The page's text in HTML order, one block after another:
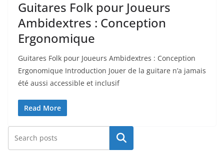
Guitares Folk pour Joueurs
Ambidextres : Conception
Ergonomique
Guitares Folk pour Joueurs Ambidextres : Conception‍
Ergonomique Introduction Jouer de ⁢la‌ guitare‌ n’a jamais
été aussi‌ accessible et inclusif
Read More
Rechercher